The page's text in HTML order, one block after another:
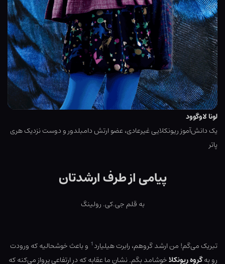
لونا لاوگوود
یک دانش‌آموز ریونکلایی غیرعادی، عضو ارتش دامبلدور و دوست نزدیک هری
پاتر
پیامی از طرف ارشدتان
به قلم جی.کی. رولینگ
تبریک می‌گم! من ارشد گروهم، رابرت هیلیارد و باعث خوشحالیه که ورودت
رو بهگروه ریونکلاخوشامد بگم. نشان ما عقابه که در ارتفاعی پرواز می‌کنه که